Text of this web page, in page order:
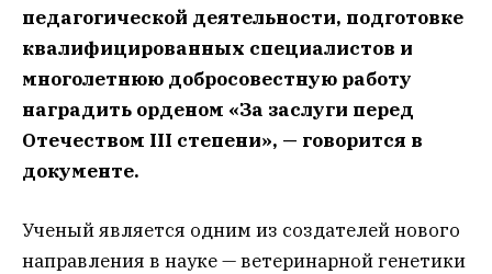
педагогической деятельности, подготовке
квалифицированных специалистов и
многолетнюю добросовестную работу
наградить орденом «За заслуги перед
Отечеством III степени», — говорится в
документе.
Ученый является одним из создателей нового
направления в науке — ветеринарной генетики